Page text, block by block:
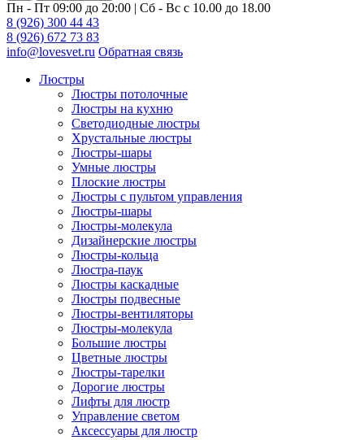
Пн - Пт 09:00 до 20:00 | Сб - Вс с 10.00 до 18.00
8 (926) 300 44 43
8 (926) 672 73 83
info@lovesvet.ru Обратная связь
Люстры
Люстры потолочные
Люстры на кухню
Светодиодные люстры
Хрустальные люстры
Люстры-шары
Умные люстры
Плоские люстры
Люстры с пультом управления
Люстры-шары
Люстры-молекула
Дизайнерские люстры
Люстры-кольца
Люстра-паук
Люстры каскадные
Люстры подвесные
Люстры-вентиляторы
Люстры-молекула
Большие люстры
Цветные люстры
Люстры-тарелки
Дорогие люстры
Лифты для люстр
Управление светом
Аксессуары для люстр